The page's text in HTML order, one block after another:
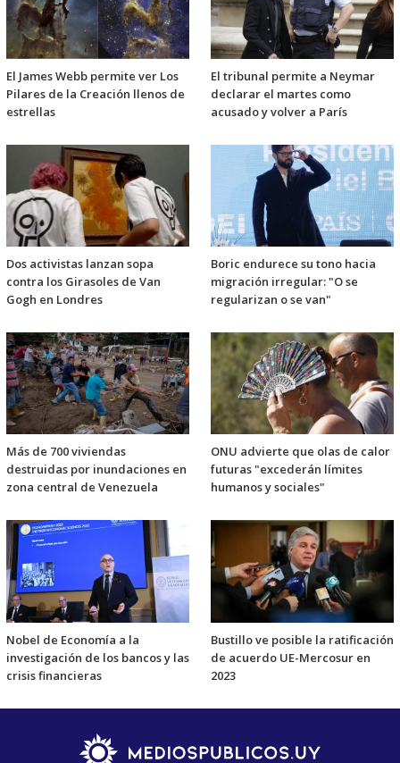
El James Webb permite ver Los
Pilares de la Creación llenos de
estrellas
El tribunal permite a Neymar
declarar el martes como
acusado y volver a París
Dos activistas lanzan sopa
contra los Girasoles de Van
Gogh en Londres
Boric endurece su tono hacia
migración irregular: "O se
regularizan o se van"
Más de 700 viviendas
destruidas por inundaciones en
zona central de Venezuela
ONU advierte que olas de calor
futuras "excederán límites
humanos y sociales"
Nobel de Economía a la
investigación de los bancos y las
crisis financieras
Bustillo ve posible la ratificación
de acuerdo UE-Mercosur en
2023